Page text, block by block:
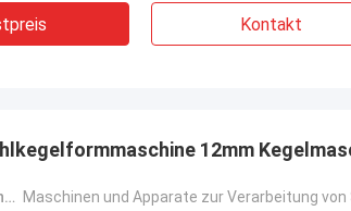
Kontakt
12mm
Produktbezeichnung:
Maschinen und Apparate zur Verarbeitung von